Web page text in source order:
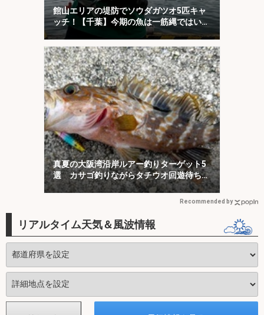
館山エリアの堤防でソウダガツオ5匹キャ
ッチ！【千葉】今期の魚は一筋縄ではいか
ない？
真夏の大阪湾沿岸ルアー釣りターゲット5
選 カサゴ釣りながらタチウオ回遊待ちが
オススメ？
Recommended by
リアルタイム天気＆風波情報